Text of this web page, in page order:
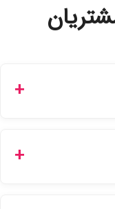
را مشاهده کنید.